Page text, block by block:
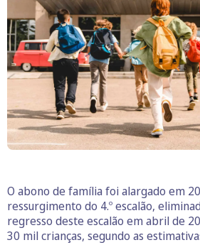
O abono de família foi alargado em
ressurgimento do 4.º escalão,
regresso deste escalão em abril de
30 mil crianças, segundo as